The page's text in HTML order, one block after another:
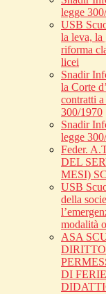
legge
USB
la leva, la
riforma
licei
Snadir
la Corte
contratti
300/1970
Snadir
legge
Feder.
DEL
MESI)
USB
della
modalità
ASA
DI